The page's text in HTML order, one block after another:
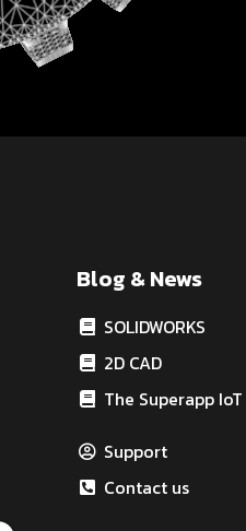
Blog & News
SOLIDWORKS
2D CAD
The Superapp IoT
Support
Contact us